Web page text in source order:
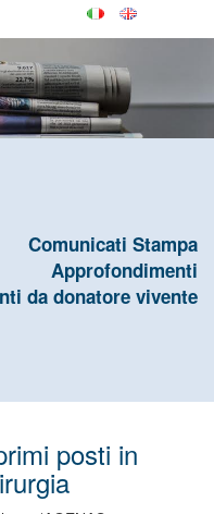
Comunicati Stampa
Approfondimenti
da donatore vivente
posti in